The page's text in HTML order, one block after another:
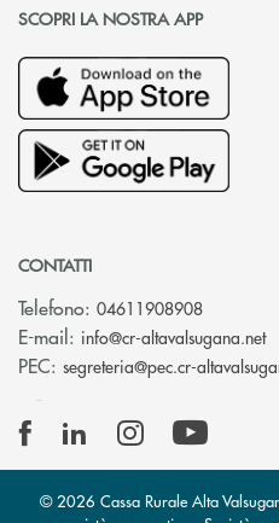
SCOPRI LA NOSTRA APP
CONTATTI
Telefono: 04611908908
E-mail: info@cr-altavalsugana.net
PEC: segreteria@pec.cr-
© 2026 Cassa Rurale Alta